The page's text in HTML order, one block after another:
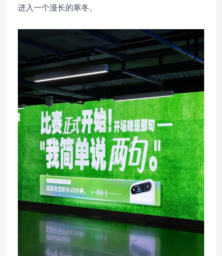
进入一个漫长的寒冬。